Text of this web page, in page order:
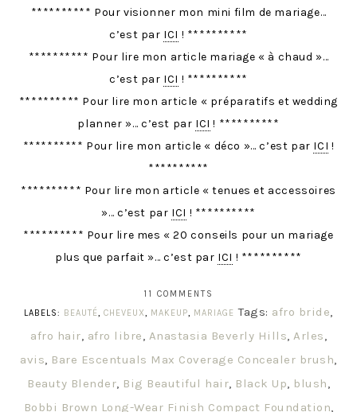
********** Pour visionner mon mini film de mariage…
c’est par ICI ! **********
********** Pour lire mon article mariage « à chaud »…
c’est par ICI ! **********
********** Pour lire mon article « préparatifs et wedding
planner »… c’est par ICI ! **********
********** Pour lire mon article « déco »… c’est par ICI !
**********
********** Pour lire mon article « tenues et accessoires
»… c’est par ICI ! **********
********** Pour lire mes « 20 conseils pour un mariage
plus que parfait »… c’est par ICI ! **********
11 COMMENTS
LABELS: BEAUTÉ,CHEVEUX, MAKEUP, MARIAGE Tags: afro bride,
afro hair, afro libre, Anastasia Beverly Hills, Arles,
avis, Bare Escentuals Max Coverage Concealer brush,
Beauty Blender, Big Beautiful hair, Black Up, blush,
Bobbi Brown Long-Wear Finish Compact Foundation,